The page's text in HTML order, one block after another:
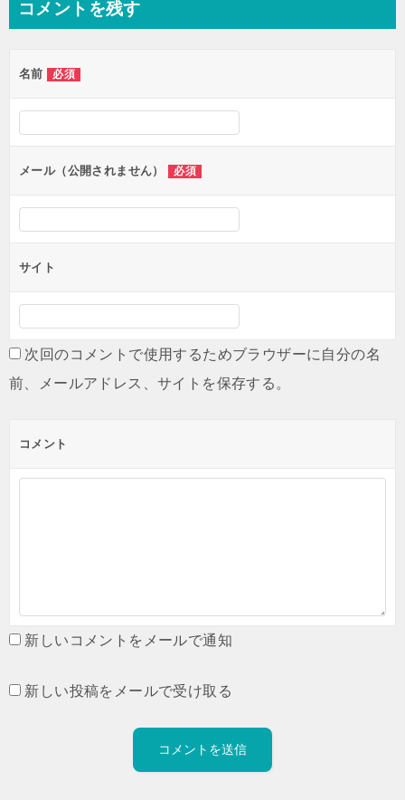
ビ
ー
シ
ョ
ン
コメントを残す
名前 必須
メール（公開されません） 必須
サイト
次回のコメントで使用するためブラウザーに自分の名
前、メールアドレス、サイトを保存する。
コメント
新しいコメントをメールで通知
新しい投稿をメールで受け取る